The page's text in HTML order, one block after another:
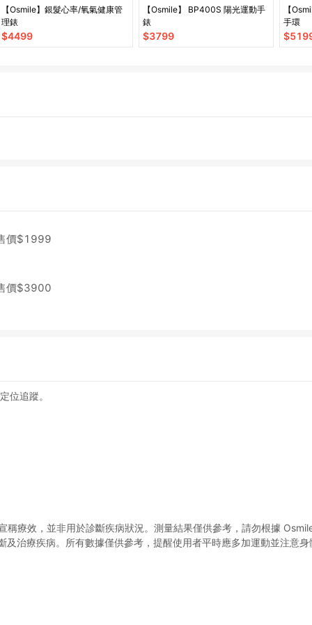
【Osmile】銀髮心率/氧氣健康管
理錶
$4499
【Osmile】 BP400S 陽光運動手
錶
$3799
【
手環
$
價$1999
價$3900
位追蹤。
療效，並非用於診斷疾病狀況。測量結果僅供參考，請勿根據
及治療疾病。所有數據僅供參考，提醒使用者平時應多加運動並注意